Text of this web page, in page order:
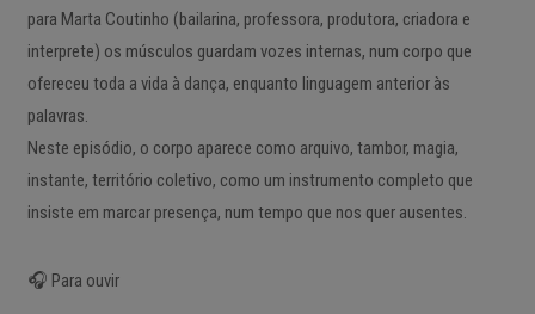
para Marta Coutinho (bailarina, professora, produtora, criadora e
interprete) os músculos guardam vozes internas, num corpo que
ofereceu toda a vida à dança, enquanto linguagem anterior às
palavras.
Neste episódio, o corpo aparece como arquivo, tambor, magia,
instante, território coletivo, como um instrumento completo que
insiste em marcar presença, num tempo que nos quer ausentes.
🎧 Para ouvir